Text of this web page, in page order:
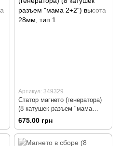
Артикул: 349329
Статор магнето (генератора)
(8 катушек разъем "мама
2+2") высота 28мм, тип 1
675.00 грн